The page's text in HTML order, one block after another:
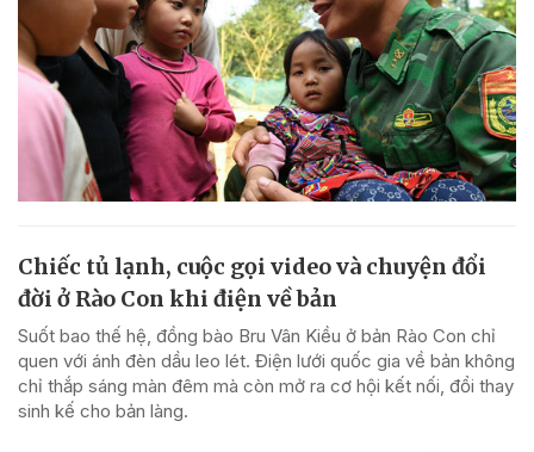
Chiếc tủ lạnh, cuộc gọi video và chuyện đổi
đời ở Rào Con khi điện về bản
Suốt bao thế hệ, đồng bào Bru Vân Kiều ở bản Rào Con chỉ
quen với ánh đèn dầu leo lét. Điện lưới quốc gia về bản không
chỉ thắp sáng màn đêm mà còn mở ra cơ hội kết nối, đổi thay
sinh kế cho bản làng.